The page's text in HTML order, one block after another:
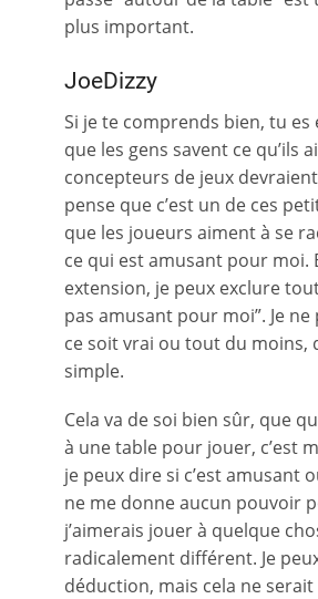
plus important.
JoeDizzy
Si je te comprends bien, tu
que les gens savent ce qu’ils
concepteurs de jeux
pense que c’est un de ces
que les joueurs aiment à se
ce qui est amusant pour moi.
extension, je peux exclure
pas amusant pour moi”. Je
ce soit vrai ou tout du moins,
simple.
Cela va de soi bien sûr, que
à une table pour jouer, c’est
je peux dire si c’est amusant
ne me donne aucun pouvoir
j’aimerais jouer à quelque
radicalement différent. Je
déduction, mais cela ne